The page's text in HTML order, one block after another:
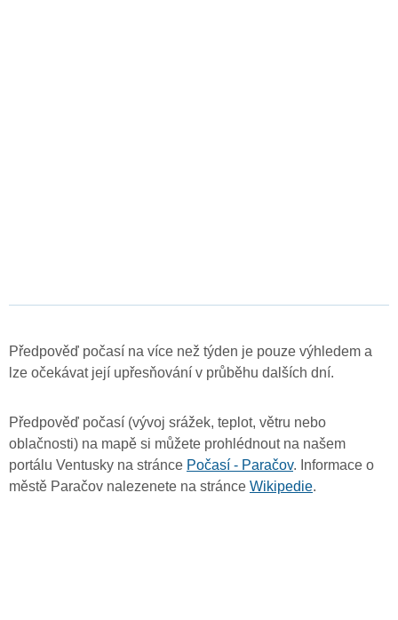
Předpověď počasí na více než týden je pouze výhledem a
lze očekávat její upřesňování v průběhu dalších dní.
Předpověď počasí (vývoj srážek, teplot, větru nebo
oblačnosti) na mapě si můžete prohlédnout na našem
portálu Ventusky na stránce Počasí - Paračov. Informace o
městě Paračov nalezenete na stránce Wikipedie.